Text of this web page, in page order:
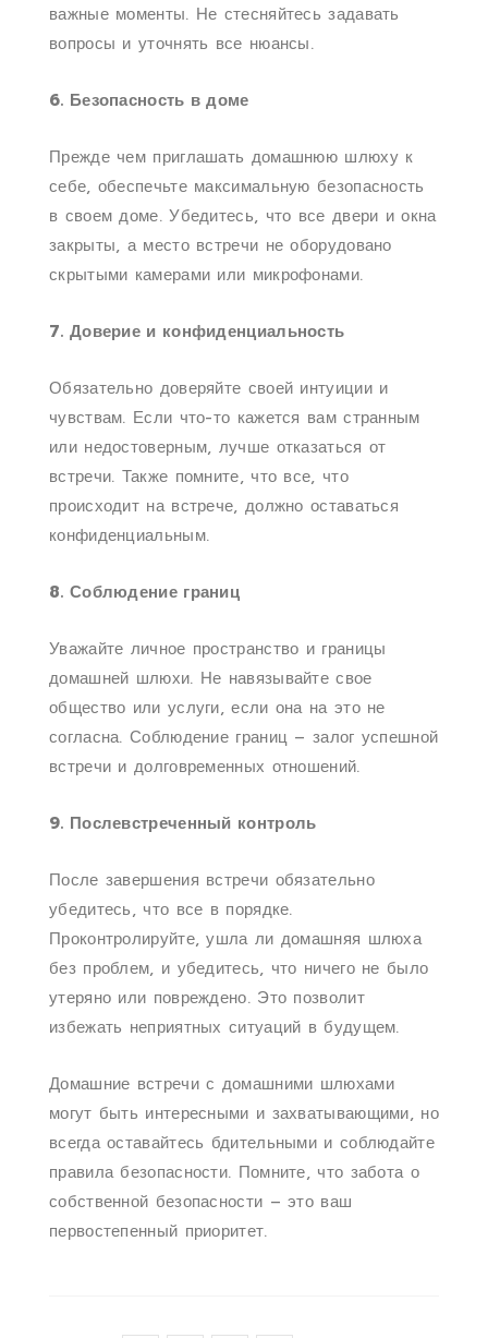
важные моменты. Не стесняйтесь задавать
вопросы и уточнять все нюансы.
6. Безопасность в доме
Прежде чем приглашать домашнюю шлюху к
себе, обеспечьте максимальную безопасность
в своем доме. Убедитесь, что все двери и окна
закрыты, а место встречи не оборудовано
скрытыми камерами или микрофонами.
7. Доверие и конфиденциальность
Обязательно доверяйте своей интуиции и
чувствам. Если что-то кажется вам странным
или недостоверным, лучше отказаться от
встречи. Также помните, что все, что
происходит на встрече, должно оставаться
конфиденциальным.
8. Соблюдение границ
Уважайте личное пространство и границы
домашней шлюхи. Не навязывайте свое
общество или услуги, если она на это не
согласна. Соблюдение границ – залог успешной
встречи и долговременных отношений.
9. Послевстреченный контроль
После завершения встречи обязательно
убедитесь, что все в порядке.
Проконтролируйте, ушла ли домашняя шлюха
без проблем, и убедитесь, что ничего не было
утеряно или повреждено. Это позволит
избежать неприятных ситуаций в будущем.
Домашние встречи с домашними шлюхами
могут быть интересными и захватывающими, но
всегда оставайтесь бдительными и соблюдайте
правила безопасности. Помните, что забота о
собственной безопасности – это ваш
первостепенный приоритет.